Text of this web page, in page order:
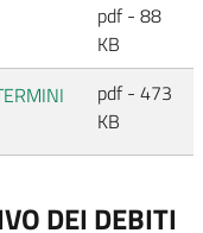
pdf - 88
KB
pdf - 473
KB
DEI DEBITI